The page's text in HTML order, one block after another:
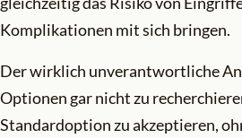
Komplikationen mit sich bringen.
Der wirklich unverantwortliche
Optionen gar nicht zu
Standardoption zu akzeptieren,